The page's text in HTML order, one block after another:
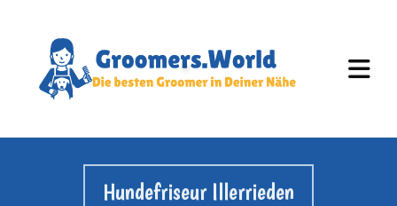
Hundefriseur Illerrieden